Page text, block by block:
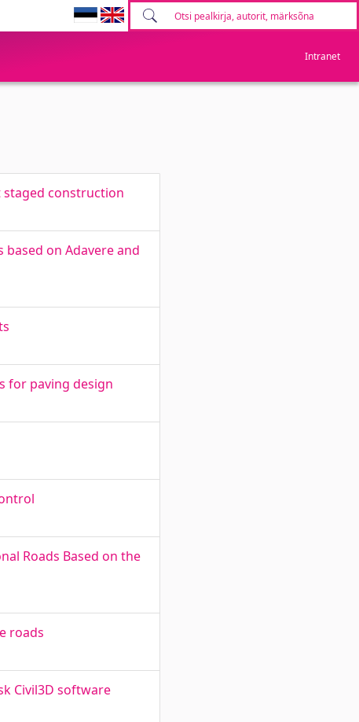
Intranet
construction
on Adavere and
for paving design
Roads Based on the
roads
Civil3D software